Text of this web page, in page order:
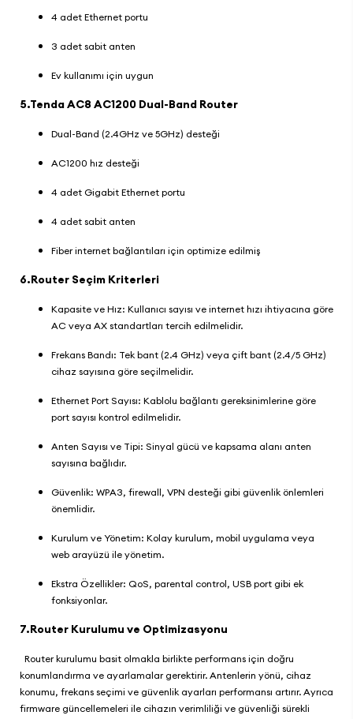
4 adet Ethernet portu
3 adet sabit anten
Ev kullanımı için uygun
5.Tenda AC8 AC1200 Dual-Band Router
Dual-Band (2.4GHz ve 5GHz) desteği
AC1200 hız desteği
4 adet Gigabit Ethernet portu
4 adet sabit anten
Fiber internet bağlantıları için optimize edilmiş
6.Router Seçim Kriterleri
Kapasite ve Hız: Kullanıcı sayısı ve internet hızı ihtiyacına göre
AC veya AX standartları tercih edilmelidir.
Frekans Bandı: Tek bant (2.4 GHz) veya çift bant (2.4/5 GHz)
cihaz sayısına göre seçilmelidir.
Ethernet Port Sayısı: Kablolu bağlantı gereksinimlerine göre
port sayısı kontrol edilmelidir.
Anten Sayısı ve Tipi: Sinyal gücü ve kapsama alanı anten
sayısına bağlıdır.
Güvenlik: WPA3, firewall, VPN desteği gibi güvenlik önlemleri
önemlidir.
Kurulum ve Yönetim: Kolay kurulum, mobil uygulama veya
web arayüzü ile yönetim.
Ekstra Özellikler: QoS, parental control, USB port gibi ek
fonksiyonlar.
7.Router Kurulumu ve Optimizasyonu
Router kurulumu basit olmakla birlikte performans için doğru
konumlandırma ve ayarlamalar gerektirir. Antenlerin yönü, cihaz
konumu, frekans seçimi ve güvenlik ayarları performansı artırır. Ayrıca
firmware güncellemeleri ile cihazın verimliliği ve güvenliği sürekli